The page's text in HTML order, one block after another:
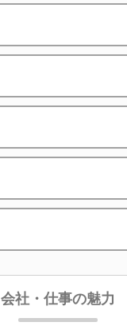
会社・仕事の魅力